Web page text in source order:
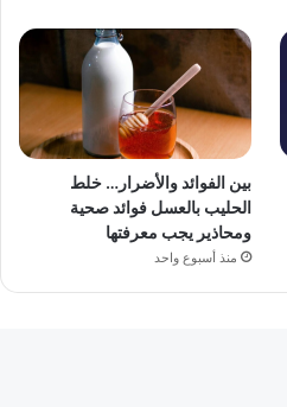
بين الفوائد والأضرار… خلط
الحليب بالعسل فوائد صحية
ومحاذير يجب معرفتها
منذ أسبوع واحد